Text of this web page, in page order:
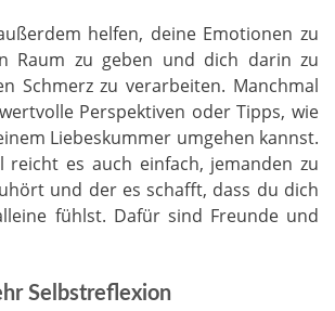
helfen, deine Emotionen zu
Raum zu geben und dich darin zu
Schmerz zu verarbeiten. Manchmal
Perspektiven oder Tipps, wie
Liebeskummer umgehen kannst.
reicht es auch einfach, jemanden zu
und der es schafft, dass du dich
fühlst. Dafür sind Freunde und
Selbstreflexion